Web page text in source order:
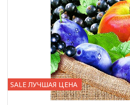
SALE ЛУЧШАЯ ЦЕНА